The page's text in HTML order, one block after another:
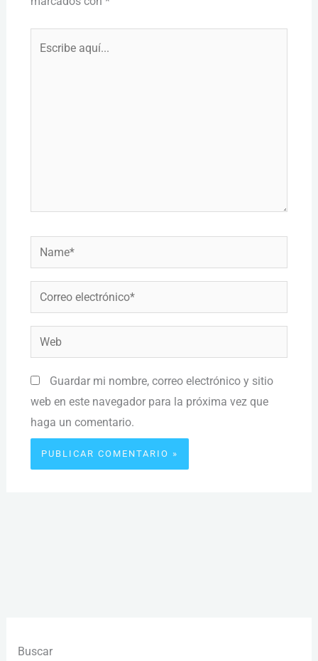
Name*
Correo
electrónico*
Web
Guardar mi nombre, correo electrónico y sitio
web en este navegador para la próxima vez que
haga un comentario.
Buscar